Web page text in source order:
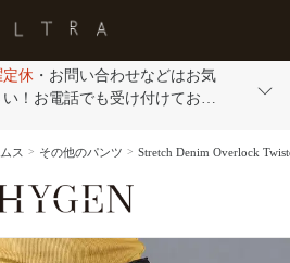
定休 ・お問い合わせなどはお気
！お電話でも受け付けており
ス その他のパンツ Stretch Denim Overlock